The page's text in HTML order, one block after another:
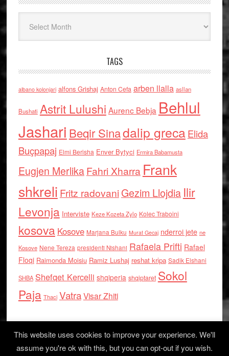
TAGS
albano kolonjari alfons Grishaj Anton Cefa arben llalla asllan
Bushati Astrit Lulushi Aurenc Bebja Behlul
Jashari Beqir Sinadalip grecaElida
Buçpapaj Elmi Berisha Enver Bytyci Ermira Babamusta
Eugjen MerlikaFahri Xharra Frank
shkreli Fritz radovaniGezim Llojdia Ilir
Levonja Interviste Keze Kozeta Zylo Kolec Traboini
kosova Kosove Marjana Bulku Murat Gecaj nderroi jete ne
Kosove Nene Tereza presidenti Nishani Rafaela Prifti Rafael
Floqi Raimonda Moisiu Ramiz Lushaj reshat kripa Sadik Elshani
SHBA Shefqet Kercelli shqiperia shqiptaret Sokol
Paja Thaci VatraVisar Zhiti
This website uses cookies to improve your experience. We'll
assume you're ok with this, but you can opt-out if you wish.